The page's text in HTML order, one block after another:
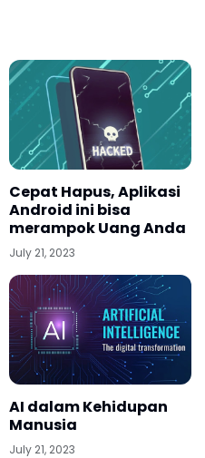
Cepat Hapus, Aplikasi
Android ini bisa
merampok Uang Anda
July 21, 2023
AI dalam Kehidupan
Manusia
July 21, 2023